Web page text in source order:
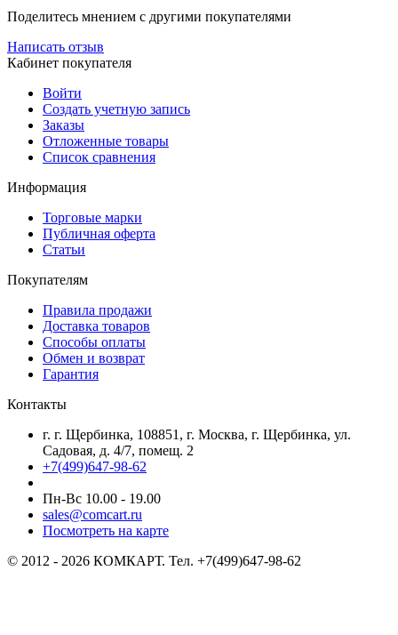
Поделитесь мнением с другими покупателями
Написать отзыв
Кабинет покупателя
Войти
Создать учетную запись
Заказы
Отложенные товары
Список сравнения
Информация
Торговые марки
Публичная оферта
Статьи
Покупателям
Правила продажи
Доставка товаров
Способы оплаты
Обмен и возврат
Гарантия
Контакты
г. г. Щербинка, 108851, г. Москва, г. Щербинка, ул.
Садовая, д. 4/7, помещ. 2
+7(499)647-98-62
Пн-Вс 10.00 - 19.00
sales@comcart.ru
Посмотреть на карте
© 2012 - 2026 КОМКАРТ. Тел. +7(499)647-98-62